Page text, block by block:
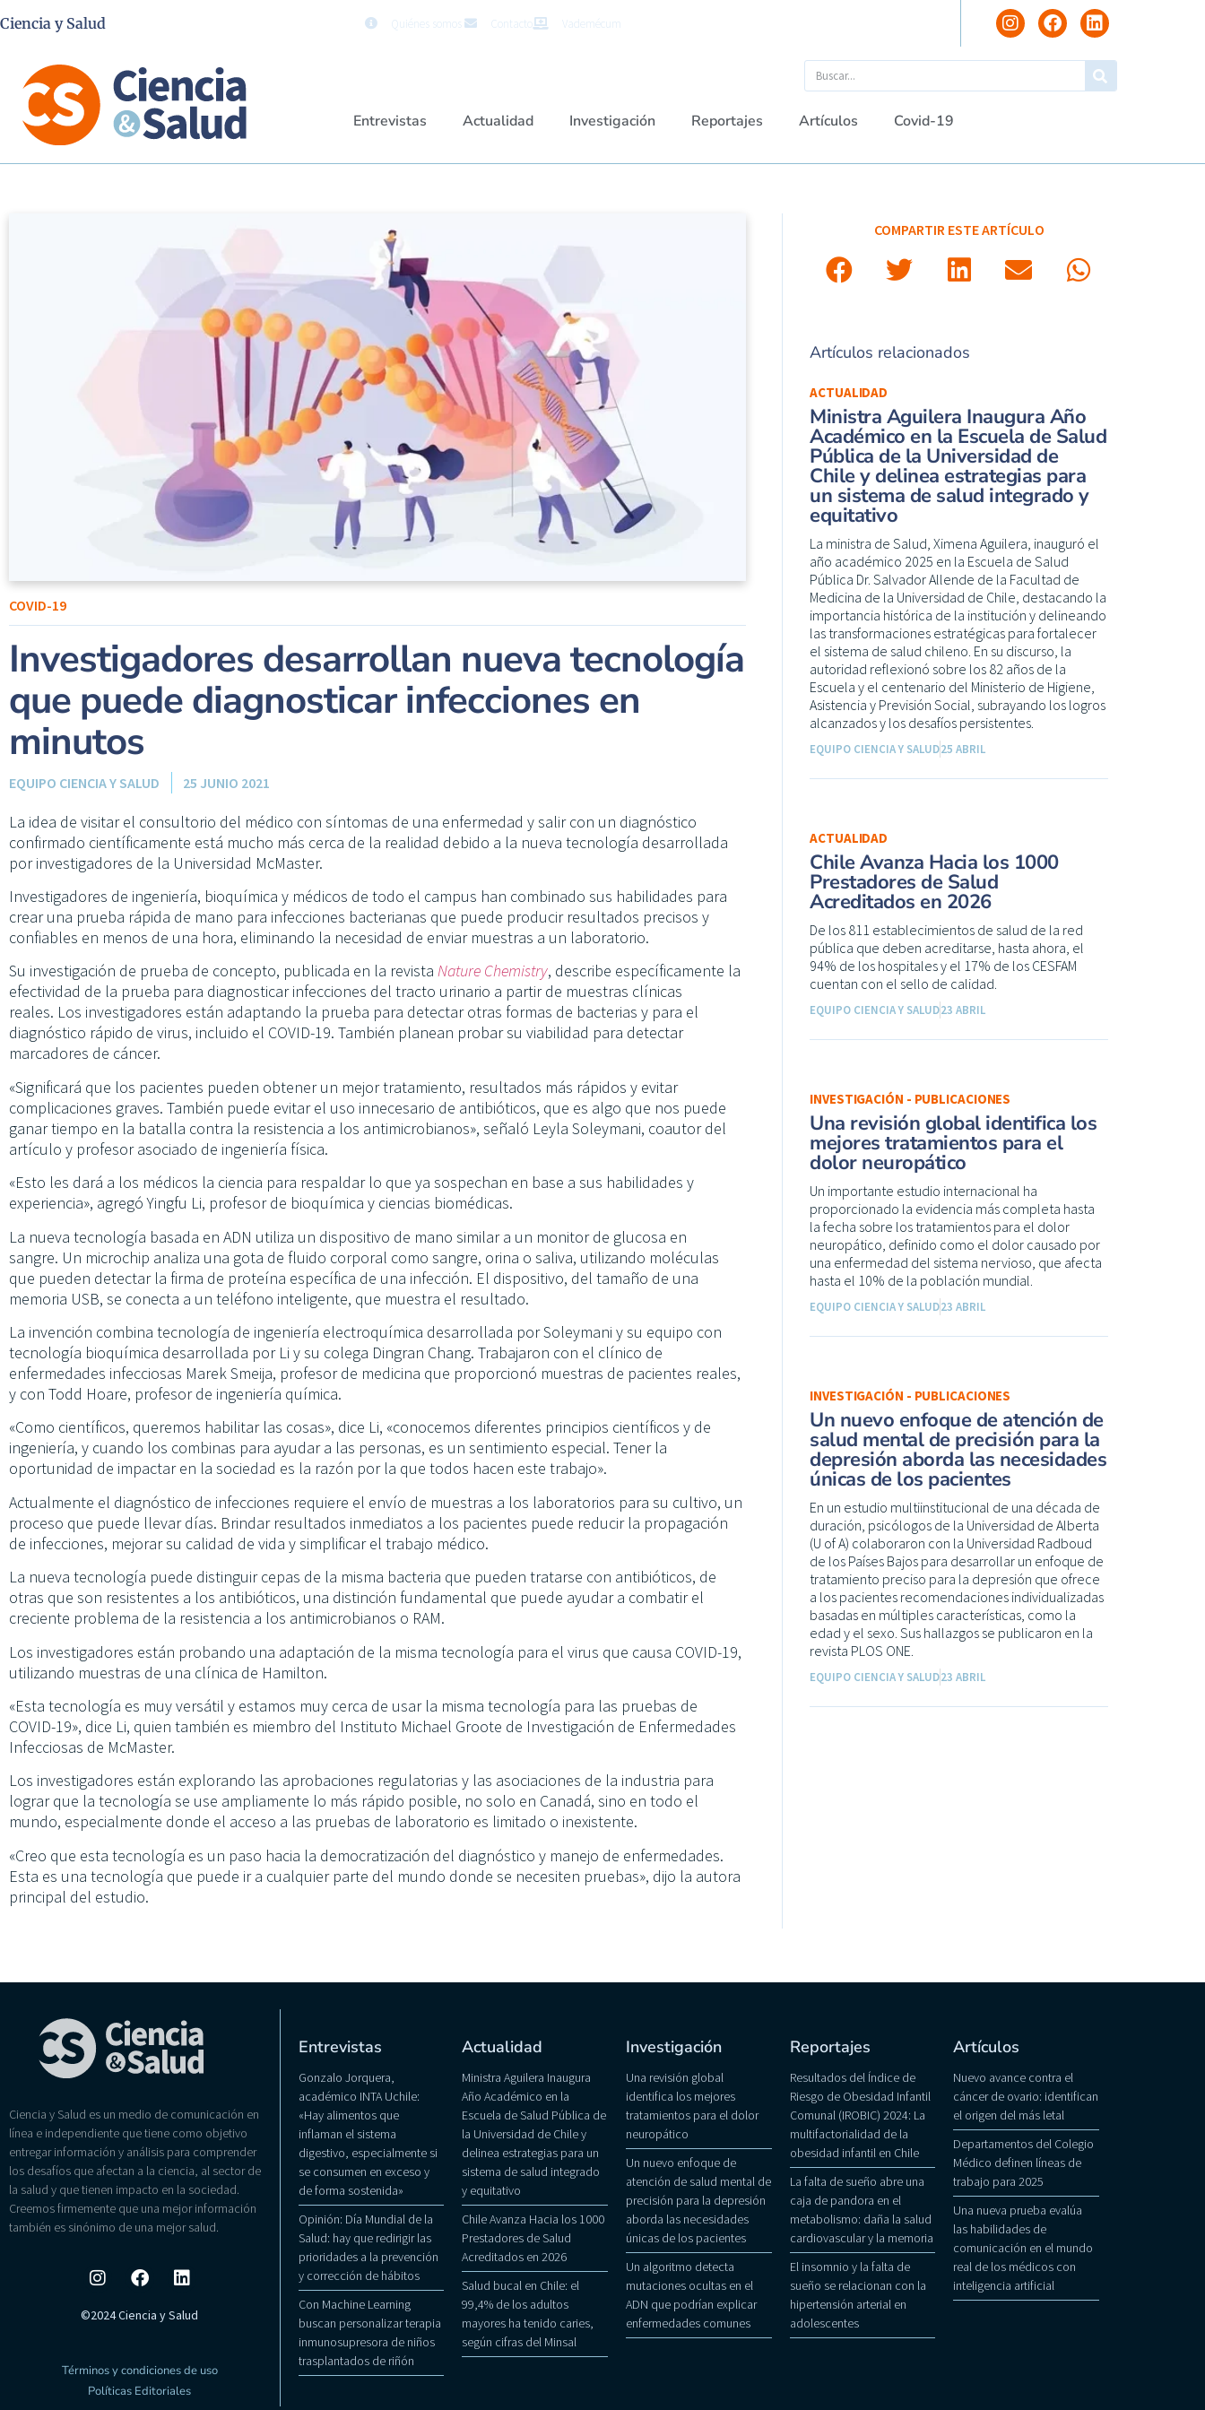
Ciencia y Salud Quiénes somos Contacto Vademécum
Entrevistas Actualidad Investigación Reportajes Artículos Covid-19
COVID-19
Investigadores desarrollan nueva tecnología
que puede diagnosticar infecciones en
minutos
EQUIPO CIENCIA Y SALUD 25 JUNIO 2021
La idea de visitar el consultorio del médico con síntomas de una enfermedad y salir con un diagnóstico
confirmado científicamente está mucho más cerca de la realidad debido a la nueva tecnología desarrollada
por investigadores de la Universidad McMaster.
Investigadores de ingeniería, bioquímica y médicos de todo el campus han combinado sus habilidades para
crear una prueba rápida de mano para infecciones bacterianas que puede producir resultados precisos y
confiables en menos de una hora, eliminando la necesidad de enviar muestras a un laboratorio.
Su investigación de prueba de concepto, publicada en la revista Nature Chemistry, describe específicamente la
efectividad de la prueba para diagnosticar infecciones del tracto urinario a partir de muestras clínicas
reales. Los investigadores están adaptando la prueba para detectar otras formas de bacterias y para el
diagnóstico rápido de virus, incluido el COVID-19. También planean probar su viabilidad para detectar
marcadores de cáncer.
«Significará que los pacientes pueden obtener un mejor tratamiento, resultados más rápidos y evitar
complicaciones graves. También puede evitar el uso innecesario de antibióticos, que es algo que nos puede
ganar tiempo en la batalla contra la resistencia a los antimicrobianos», señaló Leyla Soleymani, coautor del
artículo y profesor asociado de ingeniería física.
«Esto les dará a los médicos la ciencia para respaldar lo que ya sospechan en base a sus habilidades y
experiencia», agregó Yingfu Li, profesor de bioquímica y ciencias biomédicas.
La nueva tecnología basada en ADN utiliza un dispositivo de mano similar a un monitor de glucosa en
sangre. Un microchip analiza una gota de fluido corporal como sangre, orina o saliva, utilizando moléculas
que pueden detectar la firma de proteína específica de una infección. El dispositivo, del tamaño de una
memoria USB, se conecta a un teléfono inteligente, que muestra el resultado.
La invención combina tecnología de ingeniería electroquímica desarrollada por Soleymani y su equipo con
tecnología bioquímica desarrollada por Li y su colega Dingran Chang. Trabajaron con el clínico de
enfermedades infecciosas Marek Smeija, profesor de medicina que proporcionó muestras de pacientes reales,
y con Todd Hoare, profesor de ingeniería química.
«Como científicos, queremos habilitar las cosas», dice Li, «conocemos diferentes principios científicos y de
ingeniería, y cuando los combinas para ayudar a las personas, es un sentimiento especial. Tener la
oportunidad de impactar en la sociedad es la razón por la que todos hacen este trabajo».
Actualmente el diagnóstico de infecciones requiere el envío de muestras a los laboratorios para su cultivo, un
proceso que puede llevar días. Brindar resultados inmediatos a los pacientes puede reducir la propagación
de infecciones, mejorar su calidad de vida y simplificar el trabajo médico.
La nueva tecnología puede distinguir cepas de la misma bacteria que pueden tratarse con antibióticos, de
otras que son resistentes a los antibióticos, una distinción fundamental que puede ayudar a combatir el
creciente problema de la resistencia a los antimicrobianos o RAM.
Los investigadores están probando una adaptación de la misma tecnología para el virus que causa COVID-19,
utilizando muestras de una clínica de Hamilton.
«Esta tecnología es muy versátil y estamos muy cerca de usar la misma tecnología para las pruebas de
COVID-19», dice Li, quien también es miembro del Instituto Michael Groote de Investigación de Enfermedades
Infecciosas de McMaster.
Los investigadores están explorando las aprobaciones regulatorias y las asociaciones de la industria para
lograr que la tecnología se use ampliamente lo más rápido posible, no solo en Canadá, sino en todo el
mundo, especialmente donde el acceso a las pruebas de laboratorio es limitado o inexistente.
«Creo que esta tecnología es un paso hacia la democratización del diagnóstico y manejo de enfermedades.
Esta es una tecnología que puede ir a cualquier parte del mundo donde se necesiten pruebas», dijo la autora
principal del estudio.
COMPARTIR ESTE ARTÍCULO
Artículos relacionados
ACTUALIDAD
Ministra Aguilera Inaugura Año
Académico en la Escuela de Salud
Pública de la Universidad de
Chile y delinea estrategias para
un sistema de salud integrado y
equitativo
La ministra de Salud, Ximena Aguilera, inauguró el
año académico 2025 en la Escuela de Salud
Pública Dr. Salvador Allende de la Facultad de
Medicina de la Universidad de Chile, destacando la
importancia histórica de la institución y delineando
las transformaciones estratégicas para fortalecer
el sistema de salud chileno. En su discurso, la
autoridad reflexionó sobre los 82 años de la
Escuela y el centenario del Ministerio de Higiene,
Asistencia y Previsión Social, subrayando los logros
alcanzados y los desafíos persistentes.
EQUIPO CIENCIA Y SALUD25 ABRIL
ACTUALIDAD
Chile Avanza Hacia los 1000
Prestadores de Salud
Acreditados en 2026
De los 811 establecimientos de salud de la red
pública que deben acreditarse, hasta ahora, el
94% de los hospitales y el 17% de los CESFAM
cuentan con el sello de calidad.
EQUIPO CIENCIA Y SALUD23 ABRIL
INVESTIGACIÓN - PUBLICACIONES
Una revisión global identifica los
mejores tratamientos para el
dolor neuropático
Un importante estudio internacional ha
proporcionado la evidencia más completa hasta
la fecha sobre los tratamientos para el dolor
neuropático, definido como el dolor causado por
una enfermedad del sistema nervioso, que afecta
hasta el 10% de la población mundial.
EQUIPO CIENCIA Y SALUD23 ABRIL
INVESTIGACIÓN - PUBLICACIONES
Un nuevo enfoque de atención de
salud mental de precisión para la
depresión aborda las necesidades
únicas de los pacientes
En un estudio multiinstitucional de una década de
duración, psicólogos de la Universidad de Alberta
(U of A) colaboraron con la Universidad Radboud
de los Países Bajos para desarrollar un enfoque de
tratamiento preciso para la depresión que ofrece
a los pacientes recomendaciones individualizadas
basadas en múltiples características, como la
edad y el sexo. Sus hallazgos se publicaron en la
revista PLOS ONE.
EQUIPO CIENCIA Y SALUD23 ABRIL
Ciencia y Salud es un medio de comunicación en
línea e independiente que tiene como objetivo
entregar información y análisis para comprender
los desafíos que afectan a la ciencia, al sector de
la salud y que tienen impacto en la sociedad.
Creemos firmemente que una mejor información
también es sinónimo de una mejor salud.
©2024 Ciencia y Salud
Términos y condiciones de uso
Políticas Editoriales
Entrevistas
Gonzalo Jorquera,
académico INTA Uchile:
«Hay alimentos que
inflaman el sistema
digestivo, especialmente si
se consumen en exceso y
de forma sostenida»
Opinión: Día Mundial de la
Salud: hay que redirigir las
prioridades a la prevención
y corrección de hábitos
Con Machine Learning
buscan personalizar terapia
inmunosupresora de niños
trasplantados de riñón
Actualidad
Ministra Aguilera Inaugura
Año Académico en la
Escuela de Salud Pública de
la Universidad de Chile y
delinea estrategias para un
sistema de salud integrado
y equitativo
Chile Avanza Hacia los 1000
Prestadores de Salud
Acreditados en 2026
Salud bucal en Chile: el
99,4% de los adultos
mayores ha tenido caries,
según cifras del Minsal
Investigación
Una revisión global
identifica los mejores
tratamientos para el dolor
neuropático
Un nuevo enfoque de
atención de salud mental de
precisión para la depresión
aborda las necesidades
únicas de los pacientes
Un algoritmo detecta
mutaciones ocultas en el
ADN que podrían explicar
enfermedades comunes
Reportajes
Resultados del Índice de
Riesgo de Obesidad Infantil
Comunal (IROBIC) 2024: La
multifactorialidad de la
obesidad infantil en Chile
La falta de sueño abre una
caja de pandora en el
metabolismo: daña la salud
cardiovascular y la memoria
El insomnio y la falta de
sueño se relacionan con la
hipertensión arterial en
adolescentes
Artículos
Nuevo avance contra el
cáncer de ovario: identifican
el origen del más letal
Departamentos del Colegio
Médico definen líneas de
trabajo para 2025
Una nueva prueba evalúa
las habilidades de
comunicación en el mundo
real de los médicos con
inteligencia artificial